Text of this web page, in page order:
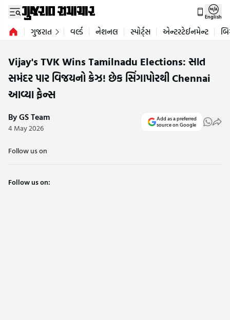
English
ગુજરાત વર્લ્ડ નેશનલ સ્પોર્ટ્સ એન્ટરટેઈનમેન્ટ
Vijay's TVK Wins Tamilnadu Elections: સાત
સમંદર પાર વિજયનો ક્રેઝ! છેક સિંગાપોરથી Chennai
આવ્યા ફેન્સ
By GS Team
4 May 2026
Add as a preferred
source on Google
Follow us on
Follow us on: